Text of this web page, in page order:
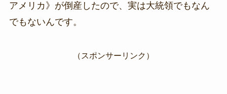
アメリカ》が倒産したので、実は大統領でもなん
でもないんです。
（スポンサーリンク）